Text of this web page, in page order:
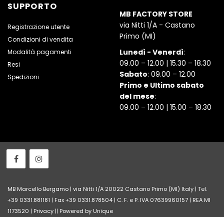
SUPPORTO
Registrazione utente
Condizioni di vendita
Modalità pagamenti
Resi
Spedizioni
MB FACTORY STORE
via Nitti 1/A - Castano
Primo (MI)
Lunedì - Venerdì:
09.00 – 12.00 | 15.30 – 18.30
Sabato: 09.00 – 12.00
Primo e Ultimo sabato
del mese:
09.00 – 12.00 | 15.00 – 18.30
MB Marcello Bergamo | via Nitti 1/A 20022 Castano Primo (MI) Italy | Tel.
+39 0331.881181 | Fax +39 0331.878504 | C. F. e P. IVA 07639960157 | REA MI
1173520 | Privacy || Powered by Unique